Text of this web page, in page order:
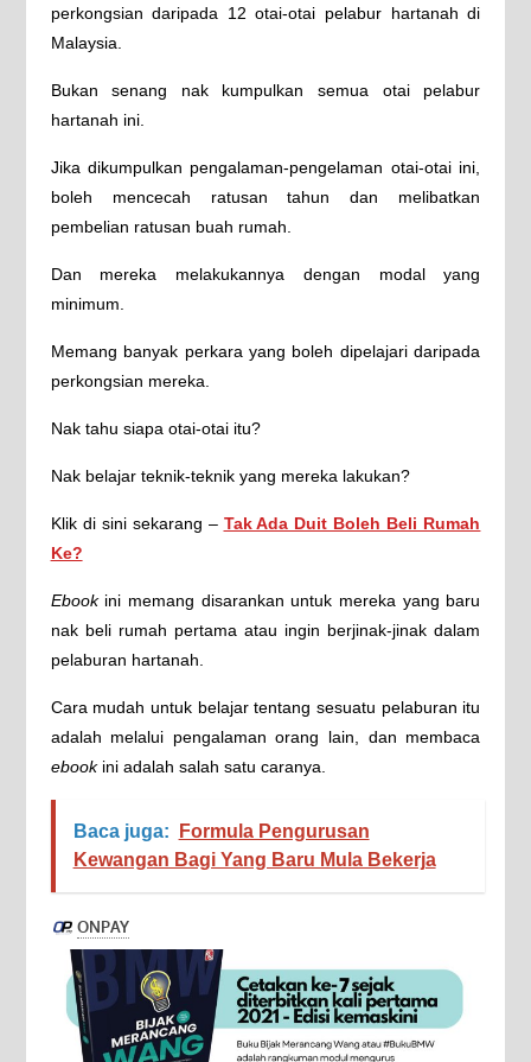
perkongsian daripada 12 otai-otai pelabur hartanah di
Malaysia.
Bukan senang nak kumpulkan semua otai pelabur
hartanah ini.
Jika dikumpulkan pengalaman-pengelaman otai-otai ini,
boleh mencecah ratusan tahun dan melibatkan
pembelian ratusan buah rumah.
Dan mereka melakukannya dengan modal yang
minimum.
Memang banyak perkara yang boleh dipelajari daripada
perkongsian mereka.
Nak tahu siapa otai-otai itu?
Nak belajar teknik-teknik yang mereka lakukan?
Klik di sini sekarang – Tak Ada Duit Boleh Beli Rumah
Ke?
Ebookini memang disarankan untuk mereka yang baru
nak beli rumah pertama atau ingin berjinak-jinak dalam
pelaburan hartanah.
Cara mudah untuk belajar tentang sesuatu pelaburan itu
adalah melalui pengalaman orang lain, dan membaca
ebookini adalah salah satu caranya.
Baca juga:
Formula Pengurusan
Kewangan Bagi Yang Baru Mula Bekerja